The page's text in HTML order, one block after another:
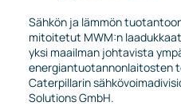
Sähkön ja lämmön
mitoitetut MWM:n
yksi maailman johtavista
energiantuotannonlaitosten
Caterpillarin
Solutions GmbH.